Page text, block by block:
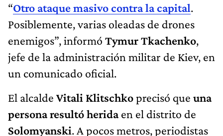
“Otro ataque masivo contra la capital.
Posiblemente, varias oleadas de drones
enemigos”, informó Tymur Tkachenko,
jefe de la administración militar de Kiev, en
un comunicado oficial.
El alcalde Vitali Klitschkoprecisó que una
persona resultó heridaen el distrito de
Solomyanski. A pocos metros, periodistas